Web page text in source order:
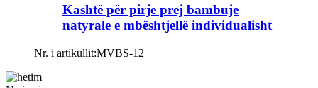
Kashtë për pirje prej bambuje
natyrale e mbështjellë individualisht
Nr. i artikullit:MVBS-12